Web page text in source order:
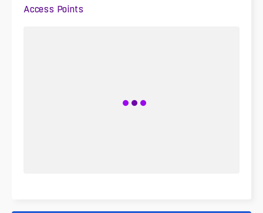
Access Points